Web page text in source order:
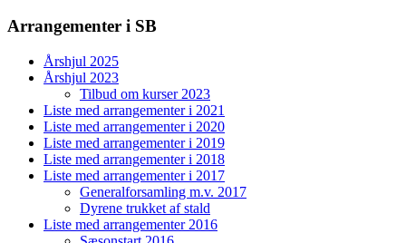
Arrangementer i SB
Årshjul 2025
Årshjul 2023
Tilbud om kurser 2023
Liste med arrangementer i 2021
Liste med arrangementer i 2020
Liste med arrangementer i 2019
Liste med arrangementer i 2018
Liste med arrangementer i 2017
Generalforsamling m.v. 2017
Dyrene trukket af stald
Liste med arrangementer 2016